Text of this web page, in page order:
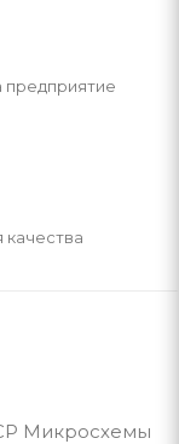
предприятие
качества
Микросхемы